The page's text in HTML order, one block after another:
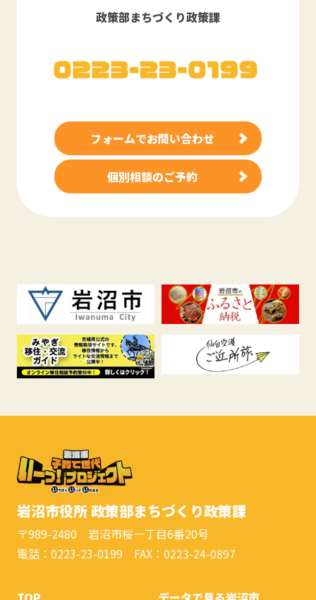
政策部まちづくり政策課
フォームでお問い合わせ
個別相談のご予約
岩沼市役所 政策部まちづくり政策課
〒989-2480 岩沼市桜一丁目6番20号
電話：0223-23-0199 FAX：0223-24-0897